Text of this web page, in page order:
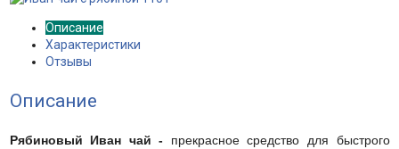
Описание
Характеристики
Отзывы
Описание
Рябиновый Иван чай - прекрасное средство для быстрого